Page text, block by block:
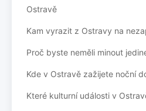
Ostravě
Kam vyrazit z Ostravy na
Proč byste neměli minout
Kde v Ostravě zažijete noční
Které kulturní události v